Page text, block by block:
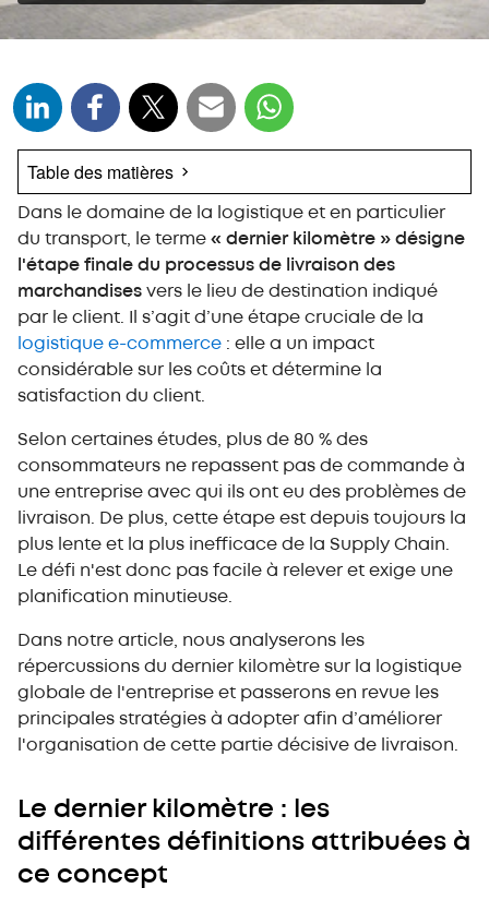
Table des matières
Le dernier kilomètre : les différentes définitions
attribuées à ce concept
L'évolution du dernier kilomètre en logistique :
toutes les tendances
Pourquoi il est plus que jamais important de
bien gérer le dernier kilomètre ?
Le dernier kilomètre d’un point de vue global :
les stratégies pour l’optimiser
l’emplacement de votre entrepôt
2. Planifiez vos opérations efficacement, et essayez de
réduire au maximum vos Lead Times
3. Mesurez et analysez vos KPIs liés au processus de
Dans le domaine de la logistique et en particulier
du transport, le terme « dernier kilomètre » désigne
l'étape finale du processus de livraison des
marchandises vers le lieu de destination indiqué
par le client. Il s’agit d’une étape cruciale de la
logistique e-commerce : elle a un impact
considérable sur les coûts et détermine la
satisfaction du client.
Selon certaines études, plus de 80 % des
consommateurs ne repassent pas de commande à
une entreprise avec qui ils ont eu des problèmes de
livraison. De plus, cette étape est depuis toujours la
plus lente et la plus inefficace de la Supply Chain.
Le défi n'est donc pas facile à relever et exige une
planification minutieuse.
Dans notre article, nous analyserons les
répercussions du dernier kilomètre sur la logistique
globale de l'entreprise et passerons en revue les
principales stratégies à adopter afin d’améliorer
l'organisation de cette partie décisive de livraison.
Le dernier kilomètre : les
différentes définitions attribuées à
ce concept